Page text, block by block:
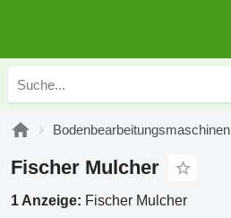
Bodenbearbeitungsmaschinen
Fischer Mulcher
1 Anzeige: Fischer Mulcher